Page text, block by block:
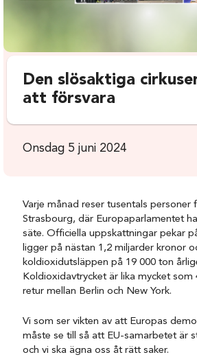
Den slösaktiga
att försvara
Onsdag 5 juni 2024
Varje månad reser tusentals personer
Strasbourg, där Europaparlamentet
säte. Officiella uppskattningar pekar
ligger på nästan 1,2 miljarder kronor
koldioxidutsläppen på 19 000 ton
Koldioxidavtrycket är lika mycket som
retur mellan Berlin och New York.
Vi som ser vikten av att Europas
måste se till så att EU-samarbetet är
och vi ska ägna oss åt rätt saker.